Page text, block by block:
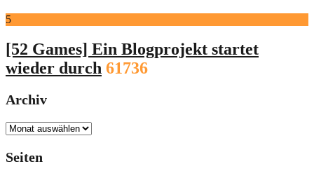
5
[52 Games] Ein Blogprojekt startet
wieder durch 61736
Archiv
Archiv
Seiten